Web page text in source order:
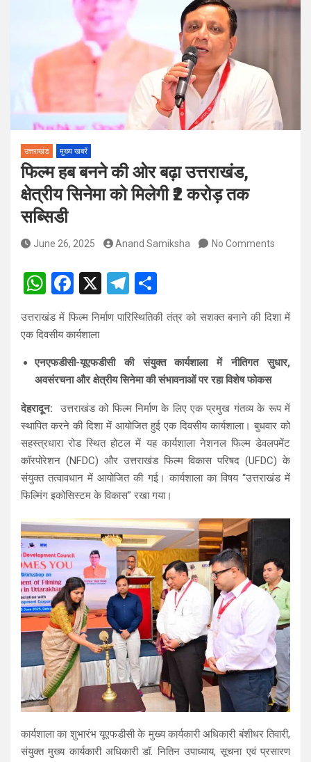
पदों पर होगा चयन
विश्व संस्कृत दिवस से पूर्व, उत्तराखण्ड ने वैश्विक स्तर पर संस्कृत के प्रसार
को दिया नया आयाम
उत्तराखंड मुख्य खबरें
फिल्म हब बनने की ओर बढ़ा उत्तराखंड,
क्षेत्रीय सिनेमा को मिलेगी ₹2 करोड़ तक
सब्सिडी
June 26, 2025 Anand Samiksha No Comments
W
h
at
A
p
F
a
ce
b
o
k
X
T
el
e
gr
a
h
ar
उत्तराखंड में फिल्म निर्माण पारिस्थितिकी तंत्र को सशक्त बनाने की दिशा में
एक दिवसीय कार्यशाला
एनएफडीसी-यूएफडीसी की संयुक्त कार्यशाला में नीतिगत सुधार,
अवसंरचना और क्षेत्रीय सिनेमा की संभावनाओं पर रहा विशेष फोकस
देहरादून:
उत्तराखंड को फिल्म निर्माण के लिए एक प्रमुख गंतव्य के रूप में
स्थापित करने की दिशा में आयोजित हुई एक दिवसीय कार्यशाला। बुधवार को
सहस्त्रधारा रोड स्थित होटल में यह कार्यशाला नेशनल फिल्म डेवलपमेंट
कॉरपोरेशन (NFDC) और उत्तराखंड फिल्म विकास परिषद (UFDC) के
संयुक्त तत्वावधान में आयोजित की गई। कार्यशाला का विषय “उत्तराखंड में
फिल्मिंग इकोसिस्टम के विकास” रखा गया।
कार्यशाला का शुभारंभ यूएफडीसी के मुख्य कार्यकारी अधिकारी बंशीधर तिवारी,
संयुक्त मुख्य कार्यकारी अधिकारी डॉ. नितिन उपाध्याय, सूचना एवं प्रसारण